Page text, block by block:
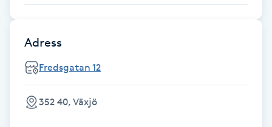
Fotvård
Fransar
Fransborttagning
Fransfärgning
Adress
Fredsgatan 12
352 40, Växjö